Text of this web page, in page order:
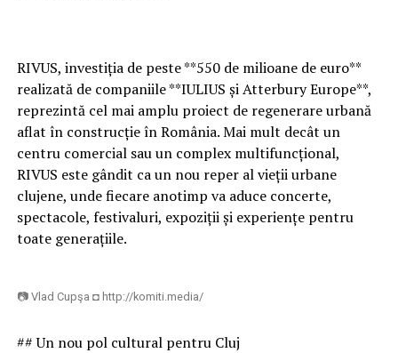
RIVUS, investiția de peste **550 de milioane de euro**
realizată de companiile **IULIUS și Atterbury Europe**,
reprezintă cel mai amplu proiect de regenerare urbană
aflat în construcție în România. Mai mult decât un
centru comercial sau un complex multifuncțional,
RIVUS este gândit ca un nou reper al vieții urbane
clujene, unde fiecare anotimp va aduce concerte,
spectacole, festivaluri, expoziții și experiențe pentru
toate generațiile.
📷 Vlad Cupşa ◘ http://komiti.media/
## Un nou pol cultural pentru Cluj